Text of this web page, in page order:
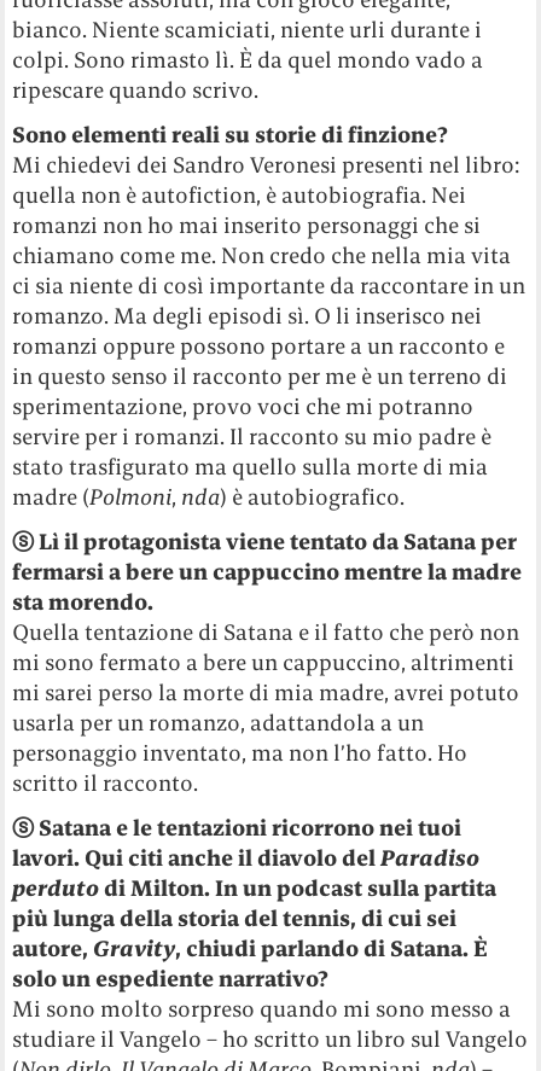
bianco. Niente scamiciati, niente urli durante i
colpi. Sono rimasto lì. È da quel mondo vado a
ripescare quando scrivo.
Sono elementi reali su storie di finzione?
Mi chiedevi dei Sandro Veronesi presenti nel libro:
quella non è autofiction, è autobiografia. Nei
romanzi non ho mai inserito personaggi che si
chiamano come me. Non credo che nella mia vita
ci sia niente di così importante da raccontare in un
romanzo. Ma degli episodi sì. O li inserisco nei
romanzi oppure possono portare a un racconto e
in questo senso il racconto per me è un terreno di
sperimentazione, provo voci che mi potranno
servire per i romanzi. Il racconto su mio padre è
stato trasfigurato ma quello sulla morte di mia
madre (Polmoni, nda) è autobiografico.
ⓢLì il protagonista viene tentato da Satana per
fermarsi a bere un cappuccino mentre la madre
sta morendo.
Quella tentazione di Satana e il fatto che però non
mi sono fermato a bere un cappuccino, altrimenti
mi sarei perso la morte di mia madre, avrei potuto
usarla per un romanzo, adattandola a un
personaggio inventato, ma non l’ho fatto. Ho
scritto il racconto.
ⓢSatana e le tentazioni ricorrono nei tuoi
lavori. Qui citi anche il diavolo delParadiso
perdutodi Milton. In un podcast sulla partita
più lunga della storia del tennis, di cui sei
autore, Gravity, chiudi parlando di Satana. È
solo un espediente narrativo?
Mi sono molto sorpreso quando mi sono messo a
studiare il Vangelo – ho scritto un libro sul Vangelo